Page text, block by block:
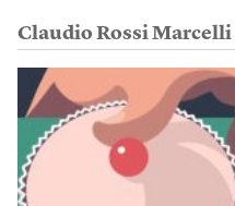
Claudio Rossi Marcelli